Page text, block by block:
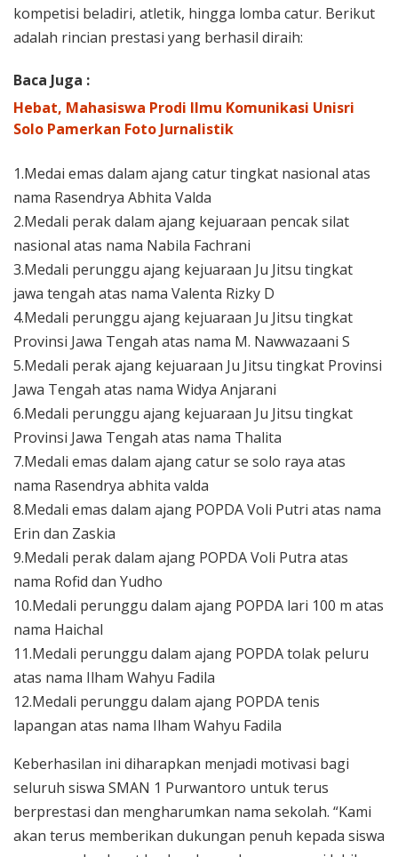
kompetisi beladiri, atletik, hingga lomba catur. Berikut
adalah rincian prestasi yang berhasil diraih:
Baca Juga :
Hebat, Mahasiswa Prodi Ilmu Komunikasi Unisri
Solo Pamerkan Foto Jurnalistik
1.Medai emas dalam ajang catur tingkat nasional atas
nama Rasendrya Abhita Valda
2.Medali perak dalam ajang kejuaraan pencak silat
nasional atas nama Nabila Fachrani
3.Medali perunggu ajang kejuaraan Ju Jitsu tingkat
jawa tengah atas nama Valenta Rizky D
4.Medali perunggu ajang kejuaraan Ju Jitsu tingkat
Provinsi Jawa Tengah atas nama M. Nawwazaani S
5.Medali perak ajang kejuaraan Ju Jitsu tingkat Provinsi
Jawa Tengah atas nama Widya Anjarani
6.Medali perunggu ajang kejuaraan Ju Jitsu tingkat
Provinsi Jawa Tengah atas nama Thalita
7.Medali emas dalam ajang catur se solo raya atas
nama Rasendrya abhita valda
8.Medali emas dalam ajang POPDA Voli Putri atas nama
Erin dan Zaskia
9.Medali perak dalam ajang POPDA Voli Putra atas
nama Rofid dan Yudho
10.Medali perunggu dalam ajang POPDA lari 100 m atas
nama Haichal
11.Medali perunggu dalam ajang POPDA tolak peluru
atas nama Ilham Wahyu Fadila
12.Medali perunggu dalam ajang POPDA tenis
lapangan atas nama Ilham Wahyu Fadila
Keberhasilan ini diharapkan menjadi motivasi bagi
seluruh siswa SMAN 1 Purwantoro untuk terus
berprestasi dan mengharumkan nama sekolah. “Kami
akan terus memberikan dukungan penuh kepada siswa